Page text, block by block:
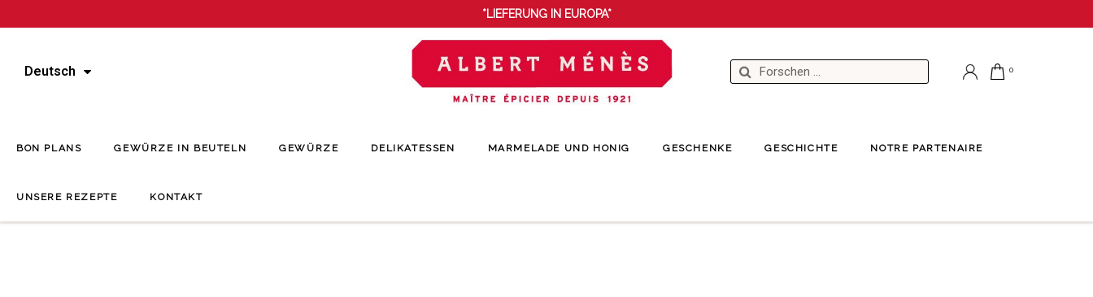
*LIEFERUNG IN EUROPA*
Deutsch
BON PLANS GEWÜRZE IN BEUTELN GEWÜRZE DELIKATESSEN MARMELADE UND HONIG GESCHENKE GESCHICHTE NOTRE PARTENAIRE
UNSERE REZEPTE KONTAKT